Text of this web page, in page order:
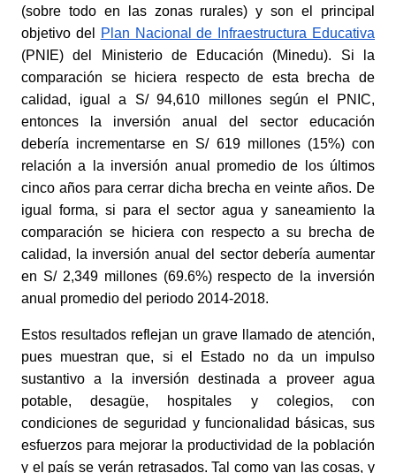
(sobre todo en las zonas rurales) y son el principal
objetivo del
Plan Nacional de Infraestructura Educativa
(PNIE) del Ministerio de Educación (Minedu). Si la
comparación se hiciera respecto de esta brecha de
calidad, igual a S/ 94,610 millones según el PNIC,
entonces la inversión anual del sector educación
debería incrementarse en S/ 619 millones (15%) con
relación a la inversión anual promedio de los últimos
cinco años para cerrar dicha brecha en veinte años. De
igual forma, si para el sector agua y saneamiento la
comparación se hiciera con respecto a su brecha de
calidad, la inversión anual del sector debería aumentar
en S/ 2,349 millones (69.6%) respecto de la inversión
anual promedio del periodo 2014-2018.
Estos resultados reflejan un grave llamado de atención,
pues muestran que, si el Estado no da un impulso
sustantivo a la inversión destinada a proveer agua
potable, desagüe, hospitales y colegios, con
condiciones de seguridad y funcionalidad básicas, sus
esfuerzos para mejorar la productividad de la población
y el país se verán retrasados. Tal como van las cosas, y